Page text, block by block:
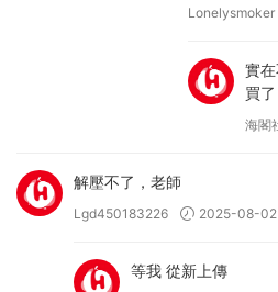
Lonelysmoker
實
買了
海閣
解壓不了，老師
Lgd450183226 2025-08-02
等我 從新上傳